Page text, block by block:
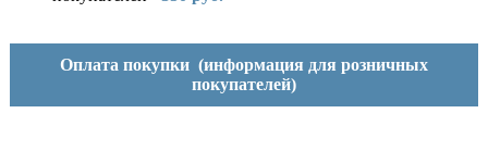
Оплата покупки (информация для розничных
покупателей)